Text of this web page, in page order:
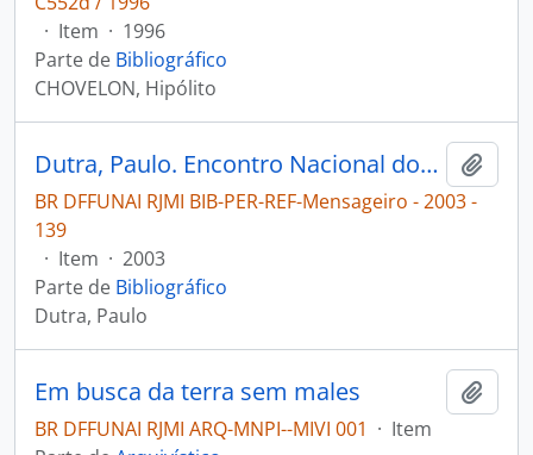
· Item · 1996
Parte de Bibliográfico
CHOVELON, Hipólito
Dutra, Paulo. Encontro Nacional dos Povos indígenas em luta pelo reconhecimento étnico e territorial [Mensageiro]
BR DFFUNAI RJMI BIB-PER-REF-Mensageiro - 2003 -
139
· Item · 2003
Parte de Bibliográfico
Dutra, Paulo
Em busca da terra sem males
BR DFFUNAI RJMI ARQ-MNPI--MIVI 001 · Item